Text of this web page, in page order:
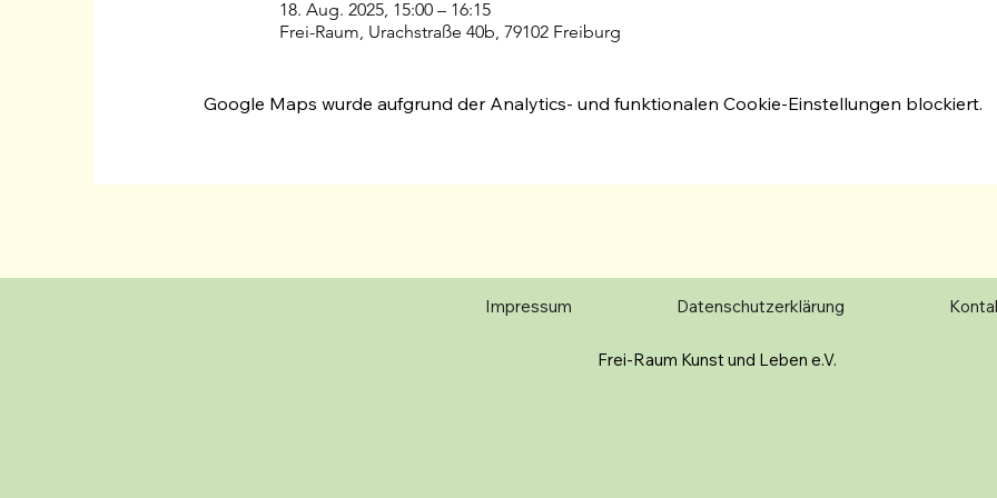
18. Aug. 2025, 15:00 – 16:15
Frei-Raum, Urachstraße 40b, 79102 Freiburg
Google Maps wurde aufgrund der Analytics- und funktionalen Cookie-Einstellungen blockiert.
Impressum Datenschutzerklärung
Frei-Raum Kunst und Leben e.V.